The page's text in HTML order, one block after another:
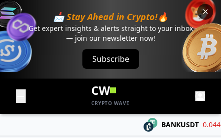
📩 Stay Ahead in Crypto!🔥
Get expert insights & alerts straight to your inbox
— join our newsletter now!
Subscribe
CW
CRYPTO WAVE
BANKUSDT 0.04468